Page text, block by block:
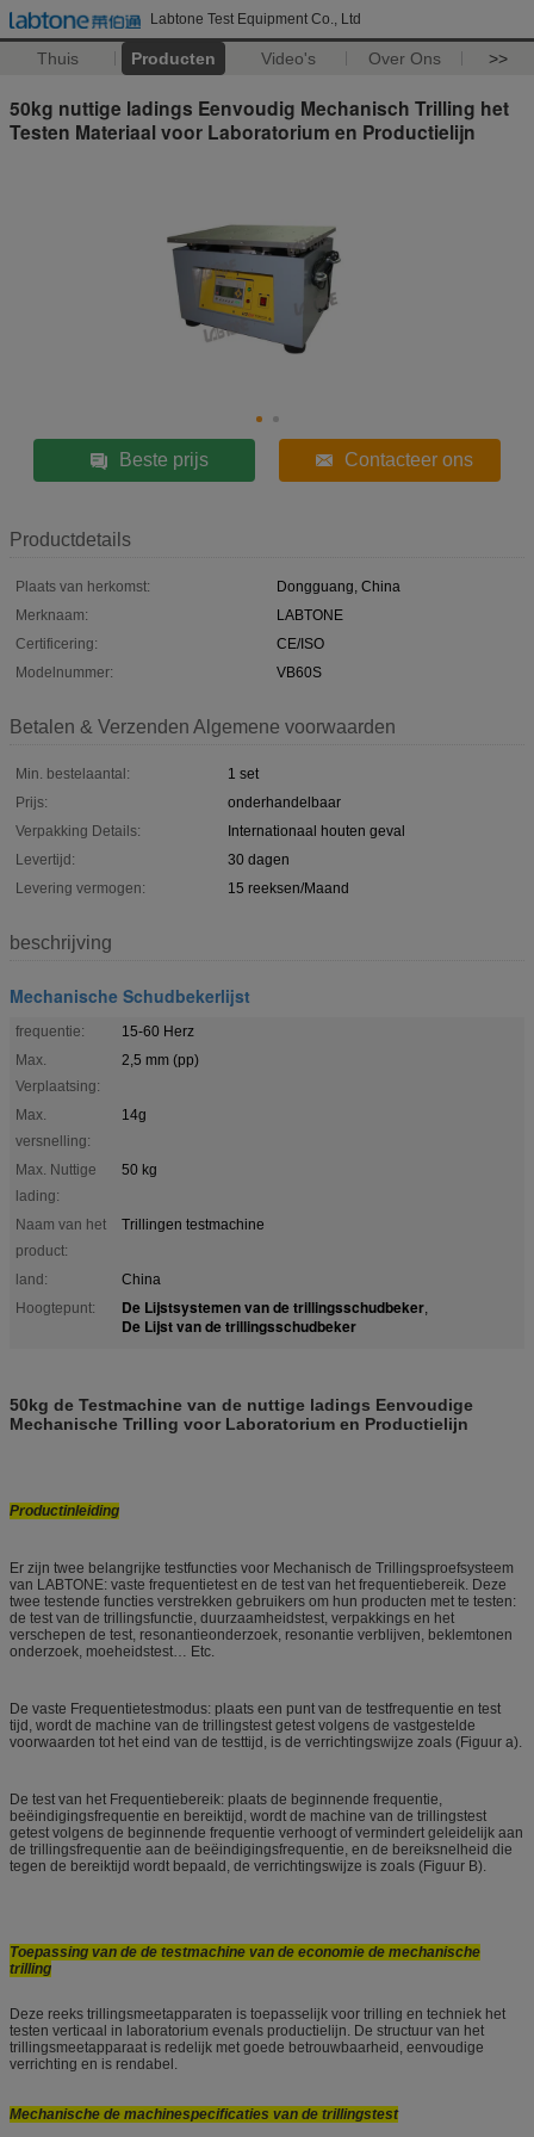
Labtone Test Equipment Co., Ltd
Thuis Producten Video's Over Ons >>
50kg nuttige ladings Eenvoudig Mechanisch Trilling het
Testen Materiaal voor Laboratorium en Productielijn
Beste prijs Contacteer ons
Productdetails
Plaats van herkomst:
Dongguang, China
Merknaam:
LABTONE
Certificering:
CE/ISO
Modelnummer:
VB60S
Betalen & Verzenden Algemene voorwaarden
Min. bestelaantal:
1 set
Prijs:
onderhandelbaar
Verpakking Details:
Internationaal houten geval
Levertijd:
30 dagen
Levering vermogen:
15 reeksen/Maand
beschrijving
Mechanische Schudbekerlijst
frequentie:
15-60 Herz
Max.
Verplaatsing:
2,5 mm (pp)
Max.
versnelling:
14g
Max. Nuttige
lading:
50 kg
Naam van het
product:
Trillingen testmachine
land:
China
Hoogtepunt:
De Lijstsystemen van de trillingsschudbeker,
De Lijst van de trillingsschudbeker
50kg de Testmachine van de nuttige ladings Eenvoudige
Mechanische Trilling voor Laboratorium en Productielijn
Productinleiding
Er zijn twee belangrijke testfuncties voor Mechanisch de Trillingsproefsysteem
van LABTONE: vaste frequentietest en de test van het frequentiebereik. Deze
twee testende functies verstrekken gebruikers om hun producten met te testen:
de test van de trillingsfunctie, duurzaamheidstest, verpakkings en het
verschepen de test, resonantieonderzoek, resonantie verblijven, beklemtonen
onderzoek, moeheidstest… Etc.
De vaste Frequentietestmodus: plaats een punt van de testfrequentie en test
tijd, wordt de machine van de trillingstest getest volgens de vastgestelde
voorwaarden tot het eind van de testtijd, is de verrichtingswijze zoals (Figuur a).
De test van het Frequentiebereik: plaats de beginnende frequentie,
beëindigingsfrequentie en bereiktijd, wordt de machine van de trillingstest
getest volgens de beginnende frequentie verhoogt of vermindert geleidelijk aan
de trillingsfrequentie aan de beëindigingsfrequentie, en de bereiksnelheid die
tegen de bereiktijd wordt bepaald, de verrichtingswijze is zoals (Figuur B).
Toepassing van de de testmachine van de economie de mechanische
trilling
Deze reeks trillingsmeetapparaten is toepasselijk voor trilling en techniek het
testen verticaal in laboratorium evenals productielijn. De structuur van het
trillingsmeetapparaat is redelijk met goede betrouwbaarheid, eenvoudige
verrichting en is rendabel.
Mechanische de machinespecificaties van de trillingstest